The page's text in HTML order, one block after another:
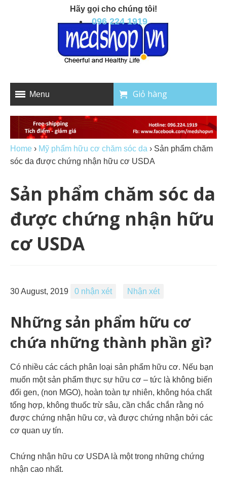
Menu Giỏ hàng
Hãy gọi cho chúng tôi!
096 224 1919
Home › Mỹ phẩm hữu cơ chăm sóc da › Sản phẩm chăm
sóc da được chứng nhận hữu cơ USDA
Sản phẩm chăm sóc da
được chứng nhận hữu
cơ USDA
30 August, 2019 0 nhận xét Nhận xét
Những sản phẩm hữu cơ
chứa những thành phần gì?
Có nhiều các cách phân loại sản phẩm hữu cơ. Nếu bạn
muốn một sản phẩm thực sự hữu cơ – tức là không biến
đổi gen, (non MGO), hoàn toàn tự nhiên, không hóa chất
tổng hợp, không thuốc trừ sâu, cần chắc chắn rằng nó
được chứng nhận hữu cơ, và được chứng nhận bởi các
cơ quan uy tín.
Chứng nhận hữu cơ USDA là một trong những chứng
nhận cao nhất.